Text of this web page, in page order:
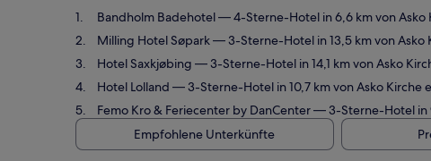
Bandholm Badehotel— 4-Sterne-Hotel in 6,6 km von
Milling Hotel Søpark— 3-Sterne-Hotel in 13,5 km von
Hotel Saxkjøbing — 3-Sterne-Hotel in 14,1 km von Asko
Hotel Lolland — 3-Sterne-Hotel in 10,7 km von Asko
Femo Kro & Feriecenter by DanCenter— 3-Sterne-Hotel in
Empfohlene Unterkünfte